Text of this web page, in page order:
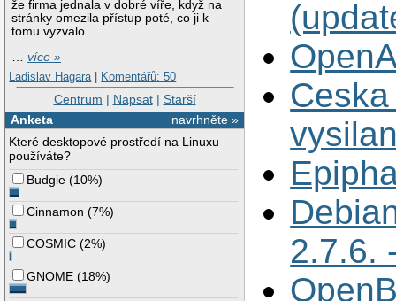
že firma jednala v dobré víře, když na
stránky omezila přístup poté, co ji k
tomu vyzvalo
…více »
Ladislav Hagara | Komentářů: 50
Centrum | Napsat| Starší
navrhněte »
Anketa
Které desktopové prostředí na Linuxu
používáte?
Budgie (10%)
Cinnamon (7%)
COSMIC (2%)
GNOME (18%)
2.7.6.